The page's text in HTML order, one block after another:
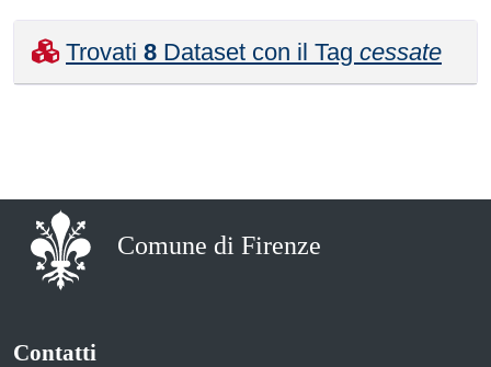
Trovati 8 Dataset con il Tag cessate
Comune di Firenze
Contatti